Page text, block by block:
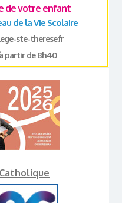
de votre enfant
de la Vie Scolaire
ste-therese.fr
partir de 8h40